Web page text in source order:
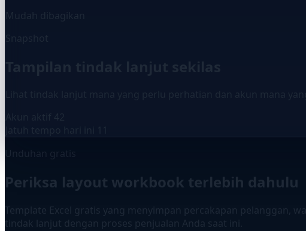
Mudah dibagikan
Tampilan tindak lanjut sekilas
Unduhan gratis
Periksa layout workbook terlebih dahulu
Template Excel gratis yang menyimpan percakapan pelanggan,
tindak lanjut dengan proses penjualan Anda saat ini.